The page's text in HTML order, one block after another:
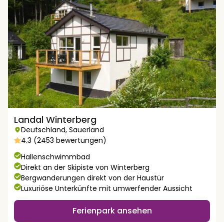
Landal Winterberg
Deutschland, Sauerland
4.3 (2453 bewertungen)
Hallenschwimmbad
Direkt an der Skipiste von Winterberg
Bergwanderungen direkt von der Haustür
Luxuriöse Unterkünfte mit umwerfender Aussicht
Ferienpark ansehen